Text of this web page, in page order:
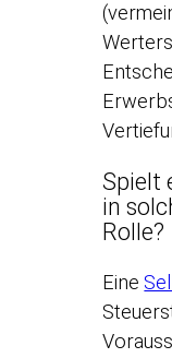
Spielt
in
Rolle?
Eine